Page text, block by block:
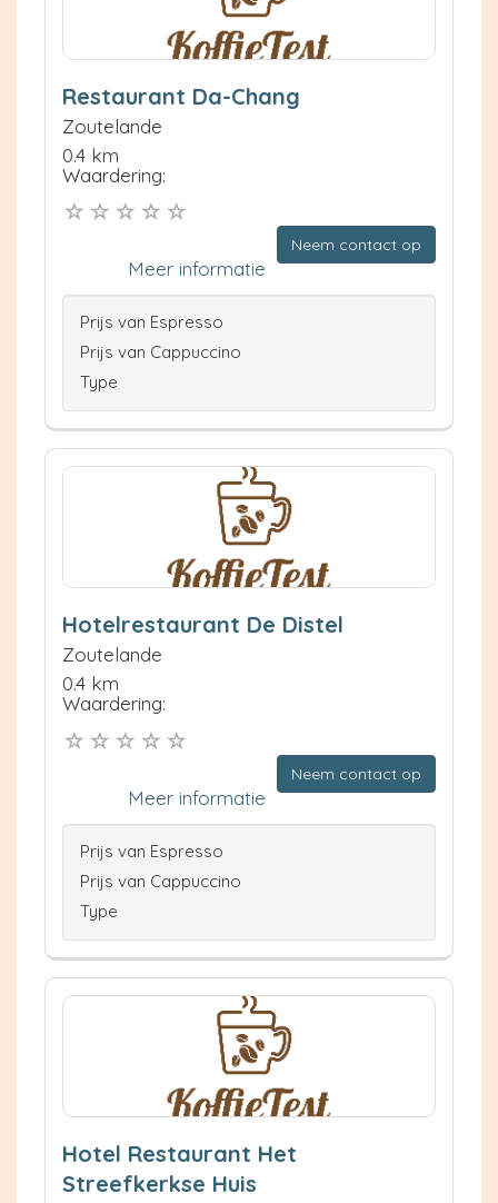
Restaurant Da-Chang
Zoutelande
0.4 km
Waardering:
Neem contact op
Meer informatie
Prijs van Espresso
Prijs van Cappuccino
Type
Hotelrestaurant De Distel
Zoutelande
0.4 km
Waardering:
Neem contact op
Meer informatie
Prijs van Espresso
Prijs van Cappuccino
Type
Hotel Restaurant Het
Streefkerkse Huis